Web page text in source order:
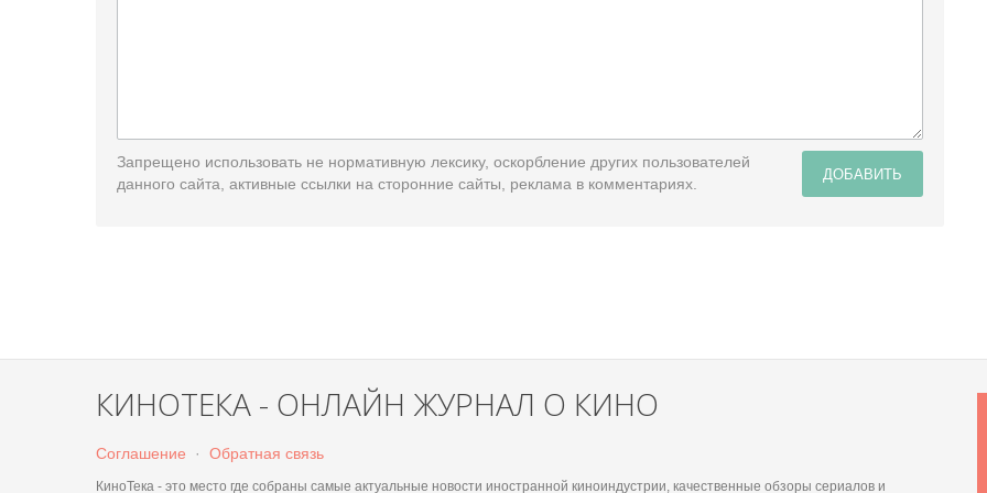
ДОБАВИТЬ
Запрещено использовать не нормативную лексику, оскорбление других пользователей
данного сайта, активные ссылки на сторонние сайты, реклама в комментариях.
КИНОТЕКА - ОНЛАЙН ЖУРНАЛ О КИНО
Соглашение · Обратная связь
КиноТека - это место где собраны самые актуальные новости иностранной киноиндустрии, качественные обзоры сериалов и